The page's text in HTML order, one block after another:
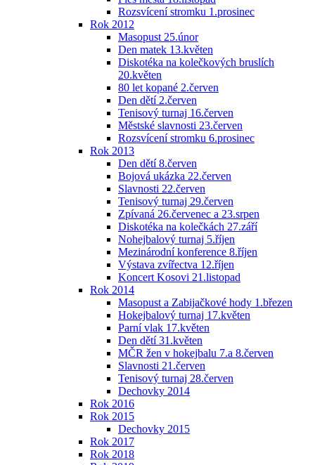
Rozsvícení stromku 1.prosinec
Rok 2012
Masopust 25.únor
Den matek 13.květen
Diskotéka na kolečkových bruslích
20.květen
80 let kopané 2.červen
Den dětí 2.červen
Tenisový turnaj 16.červen
Městské slavnosti 23.červen
Rozsvícení stromku 6.prosinec
Rok 2013
Den dětí 8.červen
Bojová ukázka 22.červen
Slavnosti 22.červen
Tenisový turnaj 29.červen
Zpívaná 26.červenec a 23.srpen
Diskotéka na kolečkách 27.září
Nohejbalový turnaj 5.říjen
Mezinárodní konference 8.říjen
Výstava zvířectva 12.říjen
Koncert Kosovi 21.listopad
Rok 2014
Masopust a Zabijačkové hody 1.březen
Hokejbalový turnaj 17.květen
Parní vlak 17.květen
Den dětí 31.květen
MČR žen v hokejbalu 7.a 8.červen
Slavnosti 21.červen
Tenisový turnaj 28.červen
Dechovky 2014
Rok 2016
Rok 2015
Dechovky 2015
Rok 2017
Rok 2018